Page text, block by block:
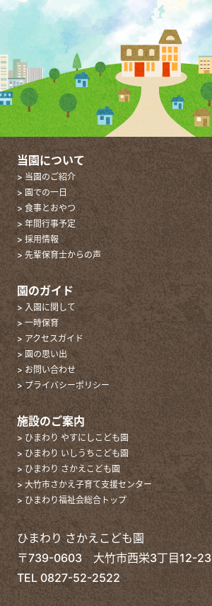
当園について
> 当園のご紹介
> 園での一日
> 食事とおやつ
> 年間行事予定
> 採用情報
> 先輩保育士からの声
園のガイド
> 入園に関して
> 一時保育
> アクセスガイド
> 園の思い出
> お問い合わせ
> プライバシーポリシー
施設のご案内
> ひまわり やすにしこども園
> ひまわり いしうちこども園
> ひまわり さかえこども園
> 大竹市さかえ子育て支援センター
> ひまわり福祉会総合トップ
ひまわり さかえこども園
〒739-0603 大竹市西栄3丁目12-23
TEL0827-52-2522